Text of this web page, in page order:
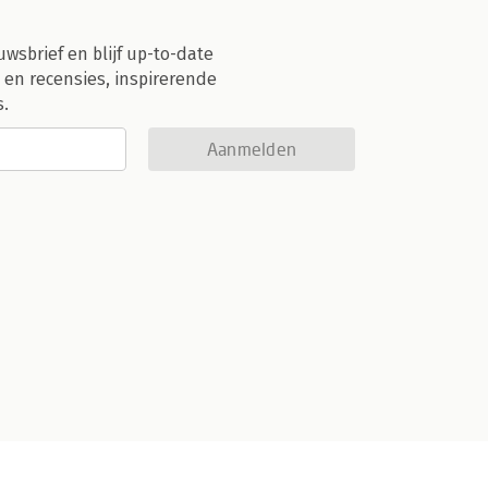
en blijf up-to-date
recensies, inspirerende
Aanmelden